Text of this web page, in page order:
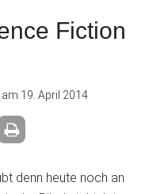
Fiction
am 19. April 2014
denn heute noch an